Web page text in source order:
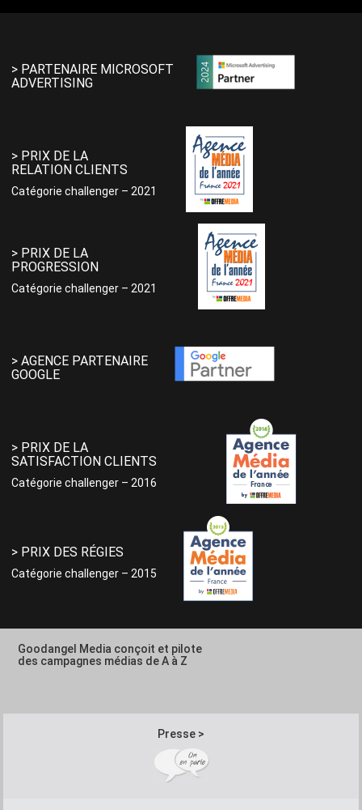
> PARTENAIRE MICROSOFT
ADVERTISING
> PRIX DE LA
RELATION CLIENTS
Catégorie challenger – 2021
> PRIX DE LA
PROGRESSION
Catégorie challenger – 2021
> AGENCE PARTENAIRE
GOOGLE
> PRIX DE LA
SATISFACTION CLIENTS
Catégorie challenger – 2016
> PRIX DES RÉGIES
Catégorie challenger – 2015
Goodangel Media conçoit et pilote
des campagnes médias de A à Z
Presse >